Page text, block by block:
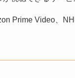
Prime Video、